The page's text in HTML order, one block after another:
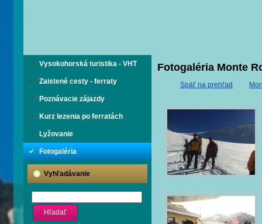
Vysokohorská turistika - VHT
Zaistené cesty - ferraty
Poznávacie zájazdy
Kurz lezenia po ferratách
Lyžovanie
Fotogaléria
Vyhľadávanie
Fotogaléria Monte
Späť na prehľad